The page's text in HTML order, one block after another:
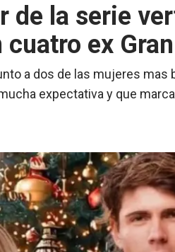
de la serie
ex
a dos de las mujeres mas
expectativa y que